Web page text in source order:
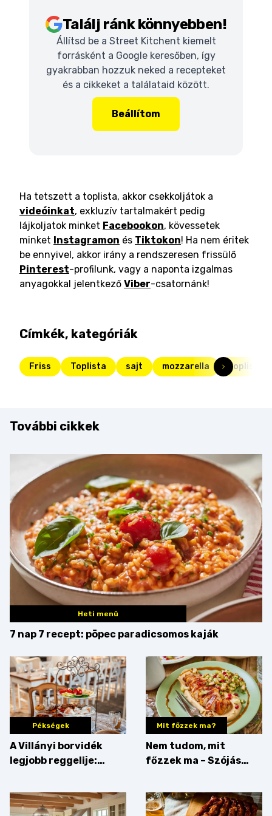
Találj ránk könnyebben!
Állítsd be a Street Kitchent kiemelt
forrásként a Google keresőben, így
gyakrabban hozzuk neked a recepteket
és a cikkeket a találataid között.
Beállítom
Ha tetszett a toplista, akkor csekkoljátok a
videóinkat, exkluzív tartalmakért pedig
lájkoljatok minket Facebookon, kövessetek
minket Instagramon és Tiktokon! Ha nem éritek
be ennyivel, akkor irány a rendszeresen frissülő
Pinterest-profilunk, vagy a naponta izgalmas
anyagokkal jelentkező Viber-csatornánk!
Címkék, kategóriák
Friss Toplista sajt mozzarella toplista
További cikkek
Heti menü
7 nap 7 recept: pöpec paradicsomos kaják
Pékségek
A Villányi borvidék
legjobb reggelije:
gourmet pékáruk
Palkonyán
Mit főzzek ma?
Nem tudom, mit
főzzek ma – Szójás